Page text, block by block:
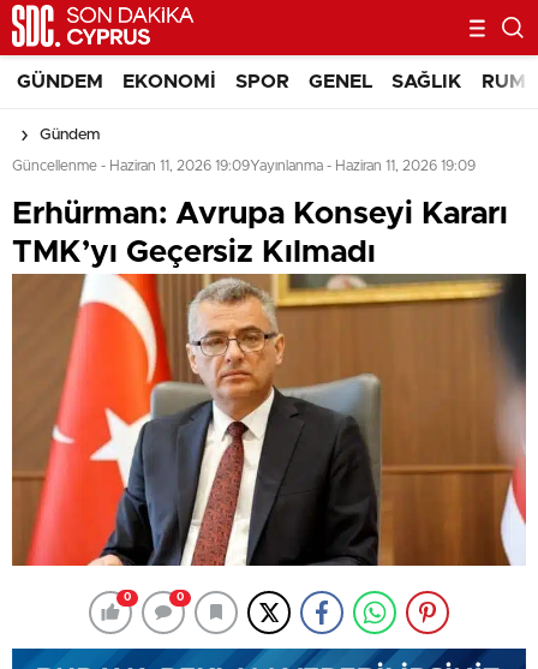
GÜNDEM EKONOMI SPOR GENEL SAĞLIK RUM
Gündem
Güncellenme - Haziran 11, 2026 19:09Yayınlanma - Haziran 11, 2026 19:09
Erhürman: Avrupa Konseyi Kararı
TMK’yı Geçersiz Kılmadı
0 0